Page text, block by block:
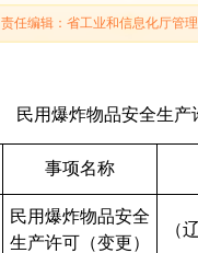
责任编辑：省工业和信息化厅管
民用爆炸物品安全生
事项名称
民用爆炸物品安全
生产许可（变更）
（